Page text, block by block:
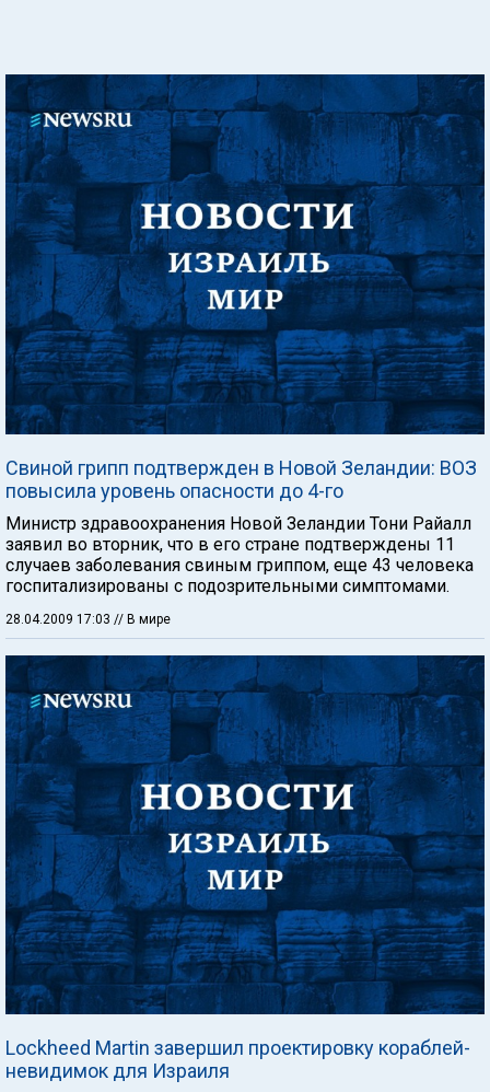
Свиной грипп подтвержден в Новой Зеландии: ВОЗ
повысила уровень опасности до 4-го
Министр здравоохранения Новой Зеландии Тони Райалл
заявил во вторник, что в его стране подтверждены 11
случаев заболевания свиным гриппом, еще 43 человека
госпитализированы с подозрительными симптомами.
28.04.2009 17:03 // В мире
Lockheed Martin завершил проектировку кораблей-
невидимок для Израиля